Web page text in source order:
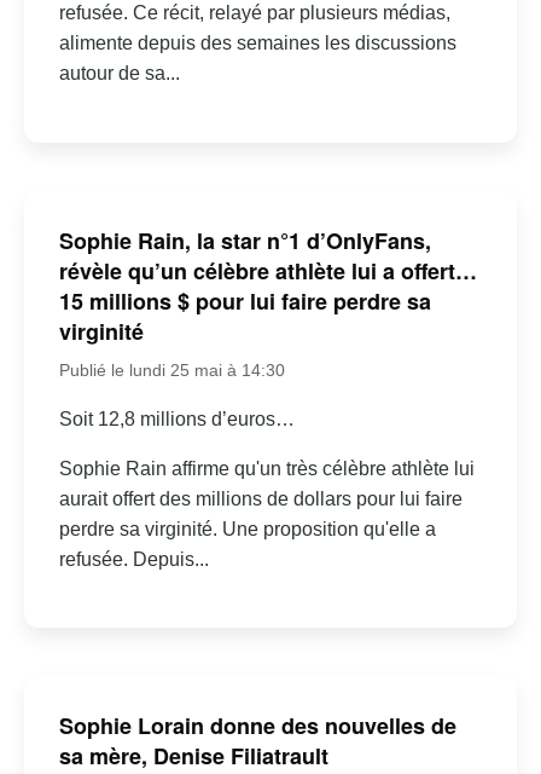
refusée. Ce récit, relayé par plusieurs médias,
alimente depuis des semaines les discussions
autour de sa...
Sophie Rain, la star n°1 d’OnlyFans,
révèle qu’un célèbre athlète lui a offert…
15 millions $ pour lui faire perdre sa
virginité
Publié le lundi 25 mai à 14:30
Soit 12,8 millions d’euros…
Sophie Rain affirme qu'un très célèbre athlète lui
aurait offert des millions de dollars pour lui faire
perdre sa virginité. Une proposition qu'elle a
refusée. Depuis...
Sophie Lorain donne des nouvelles de
sa mère, Denise Filiatrault